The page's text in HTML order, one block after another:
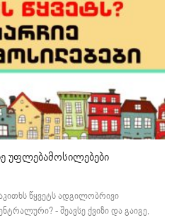
უფლებამოსილებები
წყვეტს ადგილობრივი
- შეავსე ქვიზი და გაიგე,